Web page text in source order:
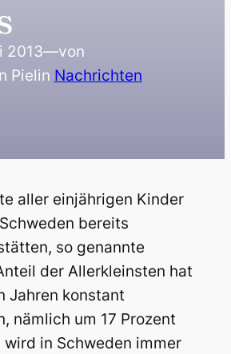
2013—von
Pielin Nachrichten
aller einjährigen Kinder
bereits
so genannte
der Allerkleinsten hat
Jahren konstant
nämlich um 17 Prozent
wird in Schweden immer